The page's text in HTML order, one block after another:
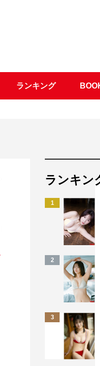
ランキング
ランキン
1
2
3